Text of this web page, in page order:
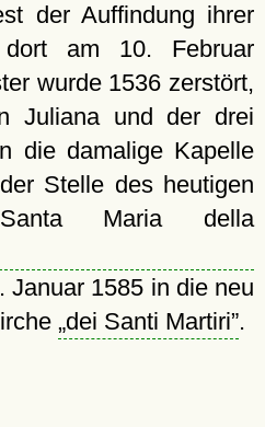
der Auffindung ihrer
am 10. Februar
wurde 1536 zerstört,
Juliana und der drei
die damalige Kapelle
Stelle des heutigen
Santa Maria della
Januar 1585 in die neu
dei Santi Martiri .